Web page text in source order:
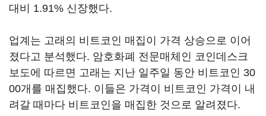
대비 1.91% 신장했다.
업계는 고래의 비트코인 매집이 가격 상승으로 이어
졌다고 분석했다. 암호화폐 전문매체인 코인데스크
보도에 따르면 고래는 지난 일주일 동안 비트코인 30
00개를 매집했다. 이들은 가격이 비트코인 가격이 내
려갈 때마다 비트코인을 매집한 것으로 알려졌다.